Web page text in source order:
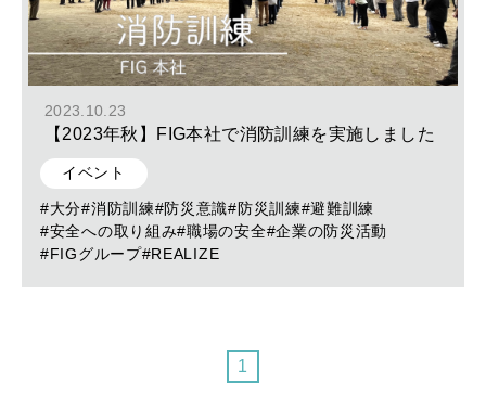
2023.10.23
【2023年秋】FIG本社で消防訓練を実施しました
イベント
#大分#消防訓練#防災意識#防災訓練#避難訓練
#安全への取り組み#職場の安全#企業の防災活動
#FIGグループ#REALIZE
1